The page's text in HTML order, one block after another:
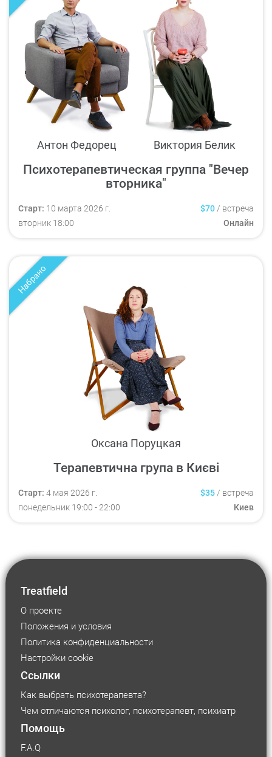
Антон Федорец Виктория Белик
Психотерапевтическая группа "Вечер
вторника"
Старт: 10 марта 2026 г. $70/ встреча
вторник 18:00 Онлайн
Оксана Поруцкая
Терапевтична група в Києві
Старт: 4 мая 2026 г. $35/ встреча
понедельник 19:00 - 22:00 Киев
Набрано
Treatfield
О проекте
Положения и условия
Политика конфиденциальности
Настройки cookie
Ссылки
Как выбрать психотерапевта?
Чем отличаются психолог, психотерапевт, психиатр
Помощь
F.A.Q